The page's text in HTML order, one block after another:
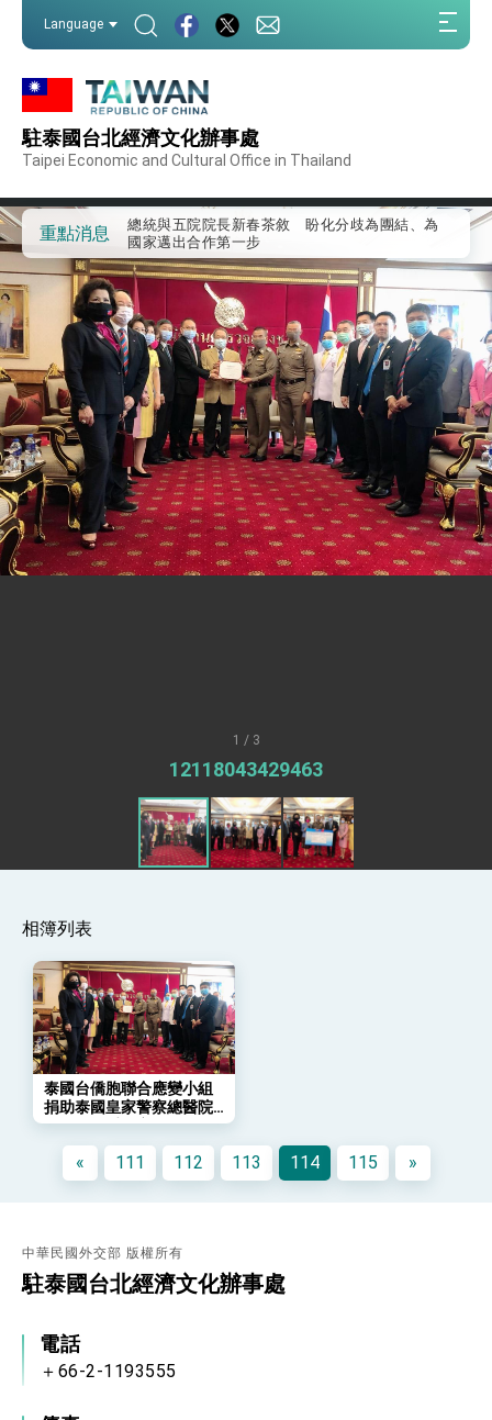
Language
駐泰國台北經濟文化辦事處
Taipei Economic and Cultural Office in Thailand
重點消息
事處」，進一步深化台美交流合作
第一屆亞太在宅醫療大會開幕 總統盼分享臺灣
外交部發布WHA文宣影片「台灣醫療點亮世界」
及「台灣智慧醫療與健康產業展」預告短片，向
世界展現台灣守護全球健康的創新能量
總統出訪史瓦帝尼返國談話 強調臺灣人有權利
走向世界 盼與理念相近國家共同維護國際秩序
訪問
總統與五院院長新春茶敘 盼化分歧為團結、為
國家邁出合作第一步
總統農曆春節談話
台美貿易協議完成簽署達成6大目標、創5大歷史
性突破 總統強調將以3大面向加速臺灣經濟轉型
升級 籲請立院全力支持並盡速通過
臺美簽署「對等貿易協定」確立對等關稅15%且不
疊加 我輸美2072項產品豁免對等關稅
總統接受「法新社」（AFP）專訪內容
外交部長林佳龍於《外交事務》撰文指出：自由
世界 需要台灣，團結合作方能守護繁榮
外交部長林佳龍出席《台灣光華雜誌》50週年慶
「見證蛻變，分享世界的光華」開幕式，期許數
位轉 型迎向下個50年
總統主持「台美經濟繁榮夥伴對話」記者會 說
明臺美合作三大戰略方向 盼與民主夥伴共同引
領 下一個世代的繁榮
外交部長林佳龍接受印尼「時代雜誌」專訪，闡
卓揆：臺美關稅談判階段性結果有助臺灣取得有
利戰略地位 全力支持「臺美對等貿易協定」簽署
外交部與數位發展部攜手合作，整合台灣雄厚數
位實力，達成固邦榮邦目標
外交部長林佳龍主持第35次「參與亞太經濟合作
策略小組」跨部會會議
總統主持「守護民主台灣國安行動方案」記者
會 強調以實力守護台海和平 以決心掌握國家
命運
變局中 奮起的新臺灣 總統發表國慶演說
總統發表執政周年談話 盼面對未來挑戰 堅持
團結 迎風轉型 穩健前行
賴總統就職演說影片
總統重要談話
外交部重要言論
事處」，進一步深化台美交流合作
1 / 3
12118043429463
相簿列表
泰國台僑胞聯合應變小組
捐助泰國皇家警察總醫院
負壓隔離手術室
« 111 112 113 114 115 »
中華民國外交部 版權所有
駐泰國台北經濟文化辦事處
電話
＋66-2-1193555